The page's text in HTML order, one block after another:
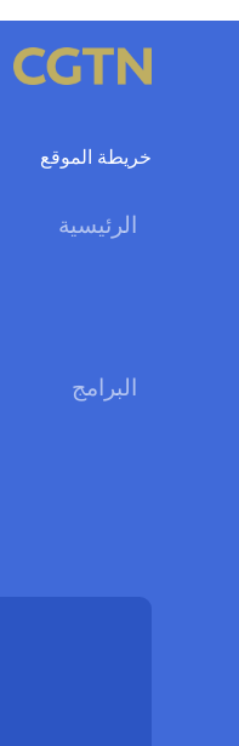
خريطة الموقع
الرئيسية
البرامج